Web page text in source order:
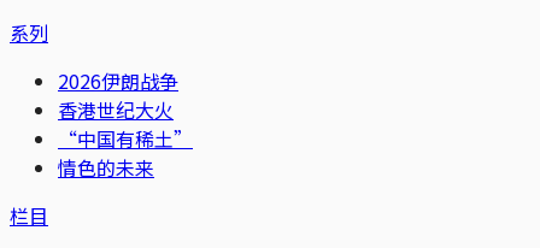
系列
2026伊朗战争
香港世纪大火
“中国有稀土”
情色的未来
栏目